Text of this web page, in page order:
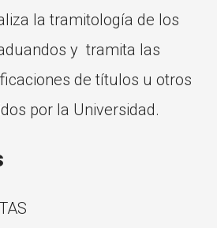
la tramitología de los
y tramita las
de títulos u otros
por la Universidad.